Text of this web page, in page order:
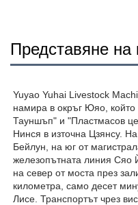
Представяне на
Yuyao Yuhai Livestock
намира в окръг Юяо,
Тауншъп" и "Пластмасов
Нинся в източна Цзянсу.
Бейлун, на юг от
железопътната линия Сяо
на север от моста през
километра, само десет
Лисе. Транспортът чрез